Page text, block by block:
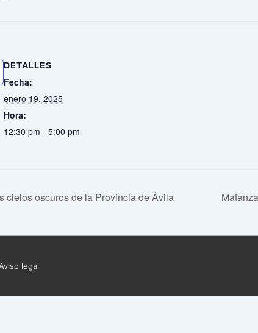
DETALLES
Fecha:
enero 19, 2025
Hora:
12:30 pm - 5:00 pm
cielos oscuros de la Provincia de Ávila
Aviso legal